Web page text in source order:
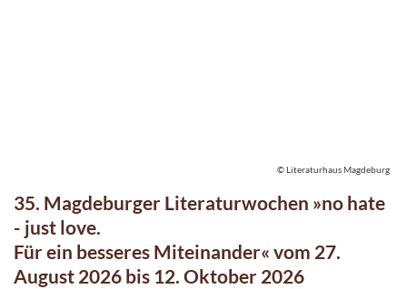
35. Magdeburger Literaturwochen »no hate
- just love.
Für ein besseres Miteinander« vom 27.
August 2026 bis 12. Oktober 2026
© Literaturhaus Magdeburg